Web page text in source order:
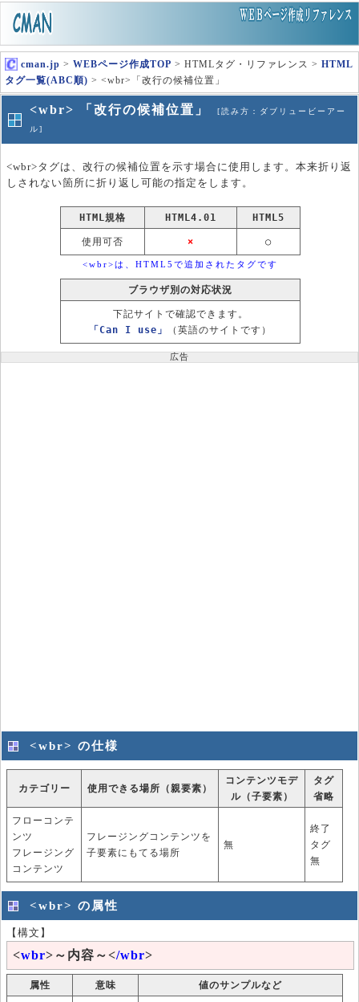
cman.jp > WEBページ作成TOP > HTMLタグ・リファレンス > HTML
タグ一覧(ABC順) > <wbr>「改行の候補位置」
<wbr> 「改行の候補位置」
[読み方：ダブリュービーアー
ル]
<wbr>タグは、改行の候補位置を示す場合に使用します。本来折り返
しされない箇所に折り返し可能の指定をします。
HTML規格 HTML4.01 HTML5
使用可否 × ○
<wbr>は、HTML5で追加されたタグです
ブラウザ別の対応状況
下記サイトで確認できます。
「Can I use」
（英語のサイトです）
広告
<wbr> の仕様
カテゴリー 使用できる場所（親要素）
コンテンツモデ
ル（子要素）
タグ
省略
フローコンテ
ンツ
フレージング
コンテンツ
フレージングコンテンツを
子要素にもてる場所
無
終了
タグ
無
<wbr> の属性
【構文】
<wbr>～内容～</wbr>
属性 意味 値のサンプルなど